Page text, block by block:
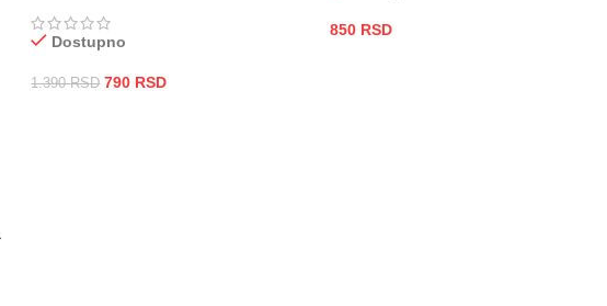
Dostupno
1.390RSD 790 RSD
850 RSD